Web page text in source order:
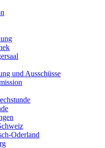
und Ausschüsse
Oderland